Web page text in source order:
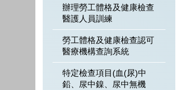
辦理勞工體格及健康檢查
醫護人員訓練
勞工體格及健康檢查認可
醫療機構查詢系統
特定檢查項目(血(尿)中
鉛、尿中鎳、尿中無機